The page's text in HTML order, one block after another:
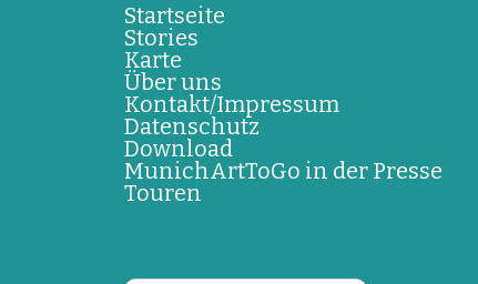
Startseite
Stories
Karte
Über uns
Kontakt/Impressum
Datenschutz
Download
MunichArtToGo in der Presse
Touren